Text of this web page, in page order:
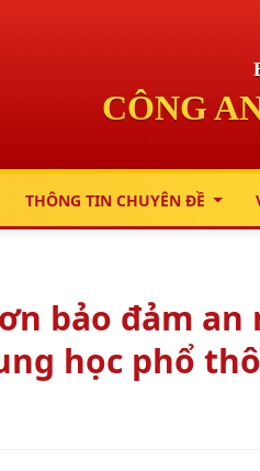
CÔNG
THÔNG TIN CHUYÊN ĐỀ
bảo đảm
học phổ